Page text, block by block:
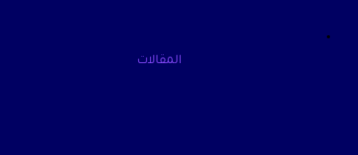
المقالات